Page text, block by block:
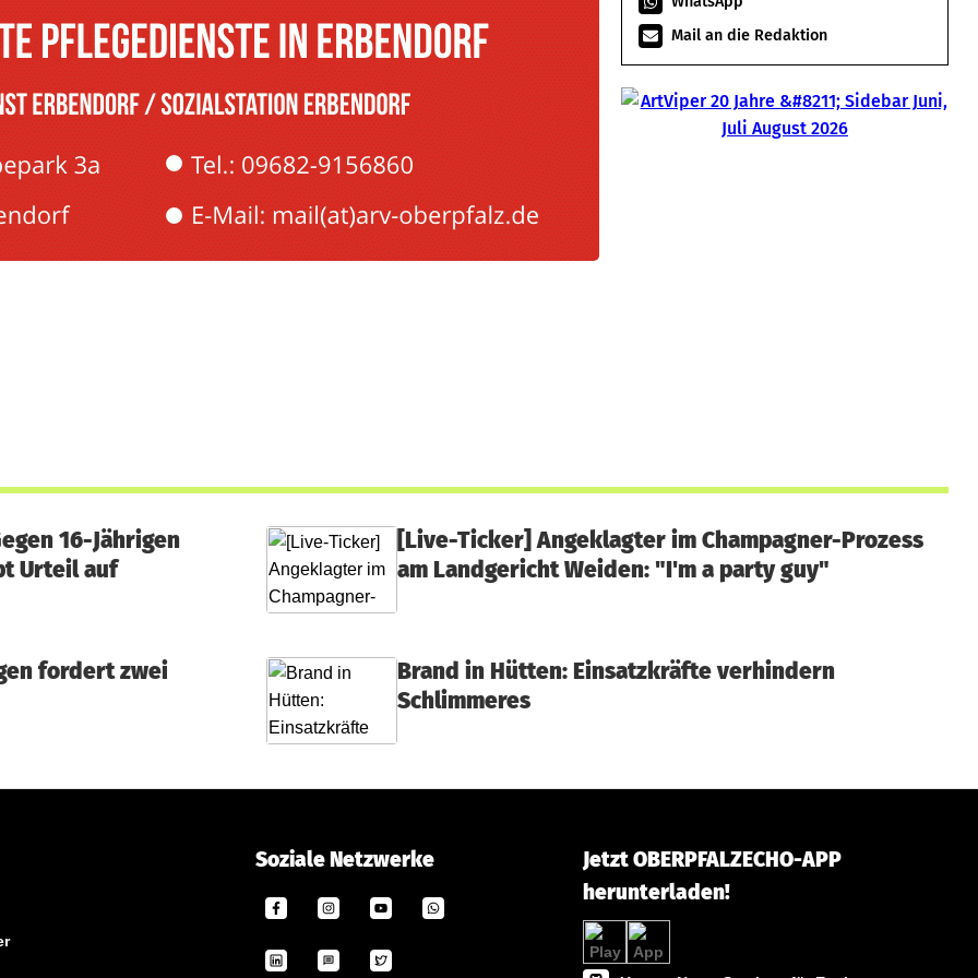
Mail an die Redaktion
16-Jährigen
Urteil auf
[Live-Ticker] Angeklagter im Champagner-Prozess
am Landgericht Weiden: "I'm a party guy"
fordert zwei
Brand in Hütten: Einsatzkräfte verhindern
Schlimmeres
Soziale Netzwerke
Jetzt OBERPFALZECHO-APP
herunterladen!